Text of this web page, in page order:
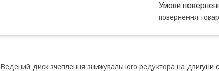
повернення
Ведений диск зчеплення знижувального редуктора на двигуни